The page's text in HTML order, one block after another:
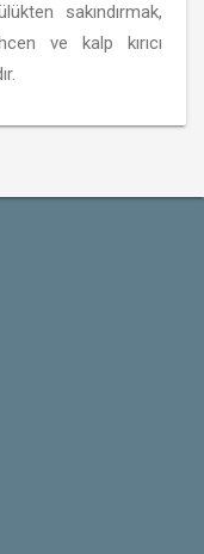
sakındırmak,
ve kalp kırıcı